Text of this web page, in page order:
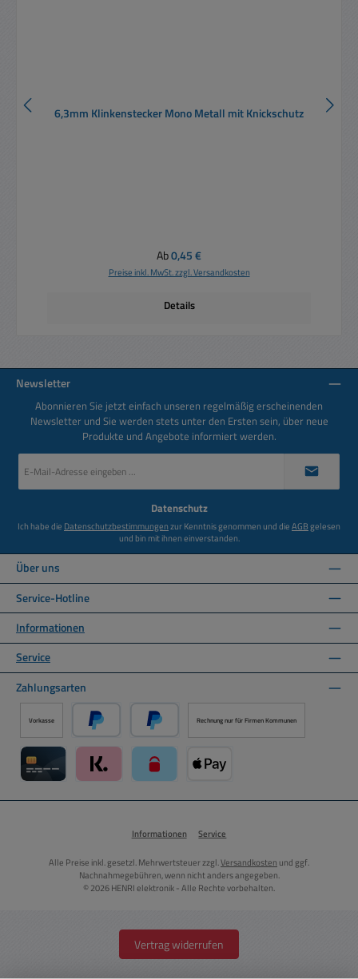
6,3mm Klinkenstecker Mono Metall mit Knickschutz
Regulärer Preis:
Ab0,45 €
Preise inkl. MwSt. zzgl. Versandkosten
Details
Newsletter
Abonnieren Sie jetzt einfach unseren regelmäßig erscheinenden
Newsletter und Sie werden stets unter den Ersten sein, über neue
Produkte und Angebote informiert werden.
Mail-
Datenschutz
Ich habe die Datenschutzbestimmungenzur Kenntnis genommen und dieAGBgelesen
und bin mit ihnen einverstanden.
Über uns
Service-Hotline
Informationen
Service
Zahlungsarten
Vorkasse
PayPal Später Bezahlen über PayPal
Rechnung nur für Firmen Kommunen
Informationen Service
Alle Preise inkl. gesetzl. Mehrwertsteuer zzgl.Versandkosten und ggf.
Nachnahmegebühren, wenn nicht anders angegeben.
© 2026 HENRI elektronik - Alle Rechte vorbehalten.
Vertrag widerrufen